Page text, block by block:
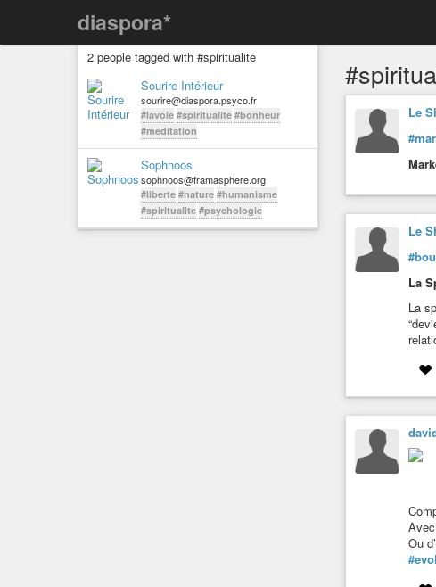
diaspora*
2 people tagged with #spiritualite
Sourire Intérieur
sourire@diaspora.psyco.fr
#lavoie #spiritualite #bonheur
#meditation
Sophnoos
sophnoos@framasphere.org
#liberte #nature #humanisme
#spiritualite #psychologie
Le
Le
La
La
Ou